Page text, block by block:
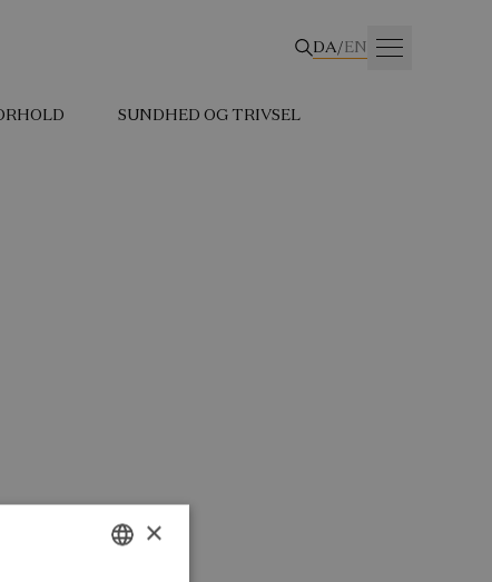
DA/EN
SUNDHED OG TRIVSEL
×